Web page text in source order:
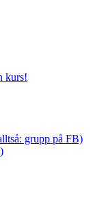
kurs!
grupp på FB)